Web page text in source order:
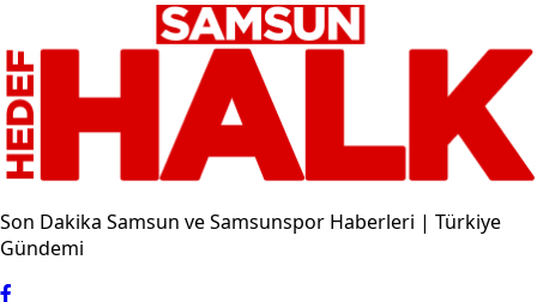
Son Dakika Samsun ve Samsunspor Haberleri | Türkiye
Gündemi